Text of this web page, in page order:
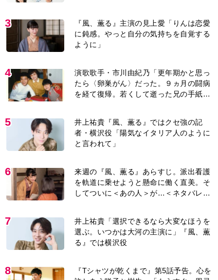
3
『風、薫る』主演の見上愛「りんは恋愛
に鈍感。やっと自分の気持ちを自覚する
ように」
4
演歌歌手・市川由紀乃「更年期かと思っ
たら〈卵巣がん〉だった。９ヵ月の闘病
を経て復帰。若くして逝った兄の手紙を
5
井上祐貴『風、薫る』ではクセ強の記
者・横沢役「陽気なイタリア人のように
と言われて」
6
来週の『風、薫る』あらすじ。派出看護
を軌道に乗せようと懸命に働く直美。そ
してついに＜あの人＞が…＜ネタバレあ
7
井上祐貴「選択できるなら大変なほうを
選ぶ。いつかは大河の主演に」『風、薫
る』では横沢役
8
『Tシャツが乾くまで』第5話予告。心を